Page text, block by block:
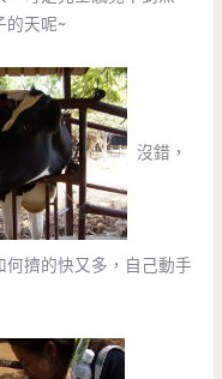
的天呢~
沒錯，
何擠的快又多，自己動手